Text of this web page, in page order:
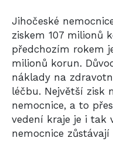
Jihočeské
ziskem 107 milionů
předchozím rokem
milionů korun.
náklady na
léčbu. Největší zisk
nemocnice, a to
vedení kraje je i tak
nemocnice